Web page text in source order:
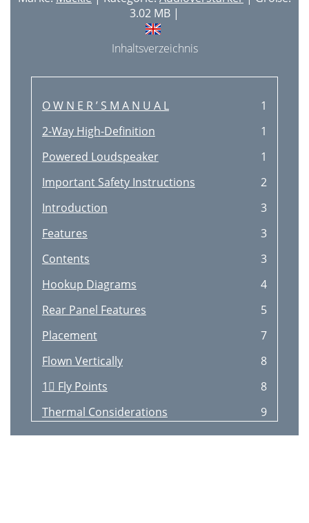
3.02 MB |
Inhaltsverzeichnis
O W N E R ’ S M A N U A L
1
2-Way High-Deﬁnition
1
Powered Loudspeaker
1
Important Safety Instructions
2
Introduction
3
Features
3
Contents
3
Hookup Diagrams
4
Rear Panel Features
5
Placement
7
Flown Vertically
8
1 Fly Points
8
Thermal Considerations
9
AC Power
9